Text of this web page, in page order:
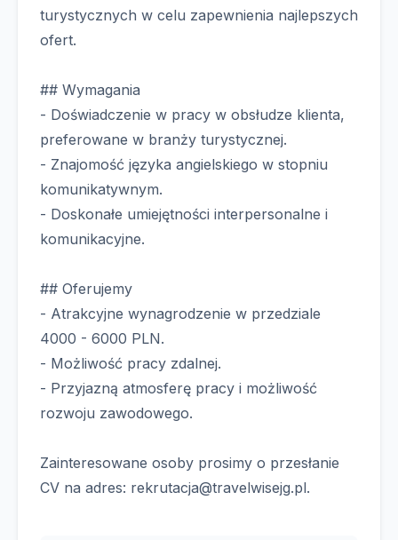
turystycznych w celu zapewnienia najlepszych
ofert.
## Wymagania
- Doświadczenie w pracy w obsłudze klienta,
preferowane w branży turystycznej.
- Znajomość języka angielskiego w stopniu
komunikatywnym.
- Doskonałe umiejętności interpersonalne i
komunikacyjne.
## Oferujemy
- Atrakcyjne wynagrodzenie w przedziale
4000 - 6000 PLN.
- Możliwość pracy zdalnej.
- Przyjazną atmosferę pracy i możliwość
rozwoju zawodowego.
Zainteresowane osoby prosimy o przesłanie
CV na adres: rekrutacja@travelwisejg.pl.